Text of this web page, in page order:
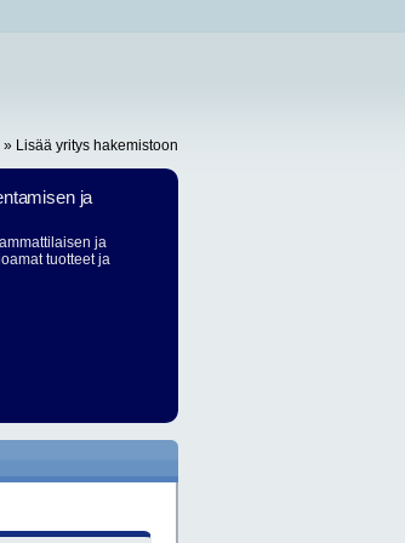
» Lisää yritys hakemistoon
ja
ja
tuotteet ja